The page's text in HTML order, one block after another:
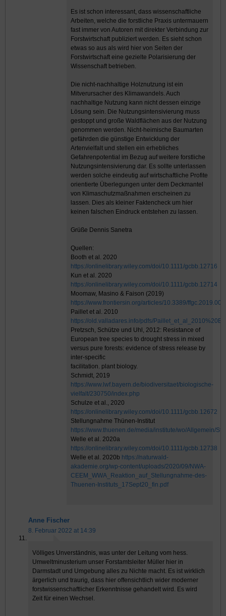
Es ist schon interessant, dass wissenschaftliche
Arbeiten, welche die forstliche Praxis untermauern
fast immer von Autoren mit direkter Verbindung zur
Forstwirtschaft publiziert werden. Es sieht schon
etwas so aus als wird hier von Seiten der
Forstwirtschaft eine gezielte Polarisierung der
Wissenschaft betrieben.
Die nicht-nachhaltige Holznutzung ist ein
Mitverursacher des Klimawandels. Auch
nachhaltige Nutzung kann nicht dessen einzige
Lösung sein. Die Nutzungsintensivierung muss
gestoppt und große Waldflächen aus der Nutzung
genommen werden. Nicht-heimische Baumarten
gefährden die günstige Entwicklung der
Artenvielfalt und stellen ein erhebliches
Gefahrenpotential im Bezug auf weitere forstliche
Nutzungsintensivierung dar. Es sollte unterlassen
werden solche eindeutig auf wirtschaftliche Profite
orientierte Überlegungen unter dem Deckmantel
von Klimaschutzmaßnahmen erscheinen zu
lassen. Dies als kleiner Faktencheck um hier
keinen falschen Eindruck entstehen zu lassen.
Grüße Dennis Sanetra
Quellen:
Booth et al. 2020
https://onlinelibrary.wiley.com/doi/10.1111/gcbb.12716
Kun et al. 2020
https://onlinelibrary.wiley.com/doi/10.1111/gcbb.12714
Moomaw, Masino & Faison (2019)
https://www.frontiersin.org/articles/10.3389/
Paillet et al. 2010
https://old.valladares.info/pdfs/
Pretzsch, Schütze und Uhl, 2012: Resistance of
European tree species to drought stress in mixed
versus pure forests: evidence of stress release by
inter-specific
facilitation. plant biology.
Schmidt, 2019
https://www.lwf.bayern.de/biodiversitaet/biologische-
vielfalt/230750/index.php
Schulze et al., 2020
https://onlinelibrary.wiley.com/doi/10.1111/gcbb.12672
Stellungnahme Thünen-Institut
https://www.thuenen.de/media/institute/wo/Allgemein/
Welle et al. 2020a
https://onlinelibrary.wiley.com/doi/10.1111/gcbb.12738
Welle et al. 2020b https://naturwald-
akademie.org/wp-content/uploads/2020/09/NWA-
CEEM_WWA_Reaktion_auf_Stellungnahme-des-
Thuenen-Instituts_17Sept20_fin.pdf
Anne Fischer
8. Februar 2022 at 14:39
Völliges Unverständnis, was unter der Leitung vom hess.
Umweltminusterium unser Forstamtsleiter Müller hier in
Darmstadt und Umgebung alles zu Nichte macht. Es ist wirklich
ärgerlich und traurig, dass hier offensichtlich wider moderner
forstwissenschaftlicher Erkenntnisse gehandelt wird. Es wird
Zeit für einen Wechsel.